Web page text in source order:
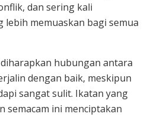
dan sering kali
lebih memuaskan bagi semua
hubungan antara
dengan baik, meskipun
sangat sulit. Ikatan yang
semacam ini menciptakan